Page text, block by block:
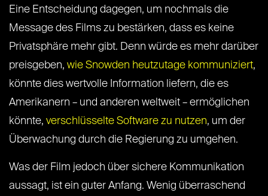
Eine Entscheidung dagegen, um nochmals die
Message des Films zu bestärken, dass es keine
Privatsphäre mehr gibt. Denn würde es mehr darüber
preisgeben, wie Snowden heutzutage kommuniziert,
könnte dies wertvolle Information liefern, die es
Amerikanern – und anderen weltweit – ermöglichen
könnte, verschlüsselte Software zu nutzen, um der
Überwachung durch die Regierung zu umgehen.
Was der Film jedoch über sichere Kommunikation
aussagt, ist ein guter Anfang. Wenig überraschend